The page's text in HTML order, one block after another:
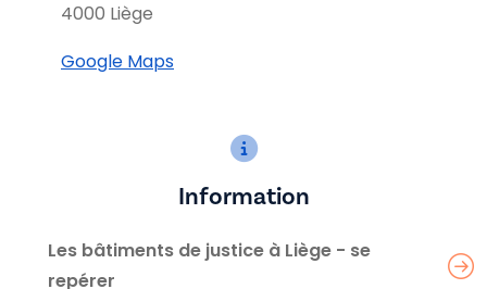
4000 Liège
Google Maps
Information
Les bâtiments de justice à Liège - se
repérer